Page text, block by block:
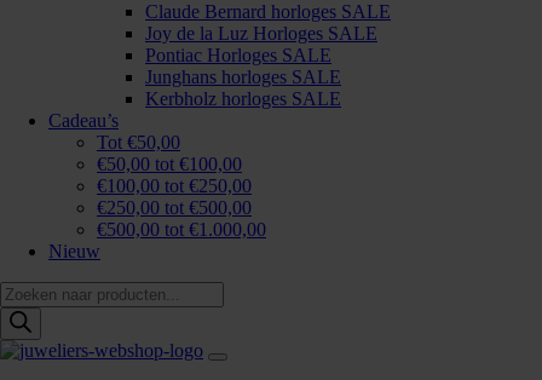
Claude Bernard horloges SALE
Joy de la Luz Horloges SALE
Pontiac Horloges SALE
Junghans horloges SALE
Kerbholz horloges SALE
Cadeau’s
Tot €50,00
€50,00 tot €100,00
€100,00 tot €250,00
€250,00 tot €500,00
€500,00 tot €1.000,00
Nieuw
Producten
zoeken